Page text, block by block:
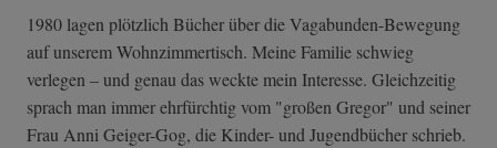
1980 lagen plötzlich Bücher über die Vagabunden-Bewegung
auf unserem Wohnzimmertisch. Meine Familie schwieg
verlegen – und genau das weckte mein Interesse. Gleichzeitig
sprach man immer ehrfürchtig vom "großen Gregor" und seiner
Frau Anni Geiger-Gog, die Kinder- und Jugendbücher schrieb.